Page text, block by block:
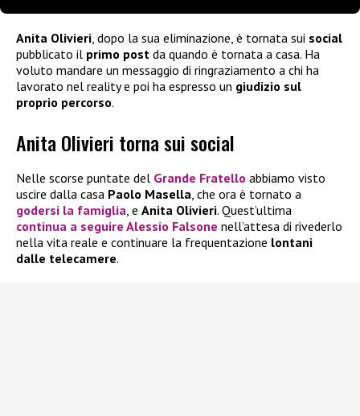
Anita Olivieri , dopo la sua eliminazione, è tornata sui social
pubblicato il primo post da quando è tornata a casa. Ha
voluto mandare un messaggio di ringraziamento a chi ha
lavorato nel reality e poi ha espresso un giudizio sul
proprio percorso.
Anita Olivieri torna sui social
Nelle scorse puntate del Grande Fratello abbiamo visto
uscire dalla casa Paolo Masella, che ora è tornato a
godersi la famiglia, e Anita Olivieri. Quest’ultima
continua a seguire Alessio Falsone nell’attesa di rivederlo
nella vita reale e continuare la frequentazione lontani
dalle telecamere.